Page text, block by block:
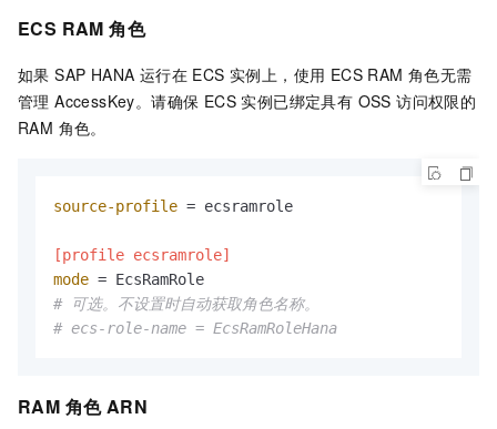
ECS RAM 角色
如果 SAP HANA 运行在 ECS 实例上，使用 ECS RAM 角色无需
管理 AccessKey。请确保 ECS 实例已绑定具有 OSS 访问权限的
RAM 角色。
source-profile = ecsramrole
[profile ecsramrole]
mode
# 可选。不设置时自动获取角色名称。
# ecs-role-name = EcsRamRoleHana
RAM 角色 ARN